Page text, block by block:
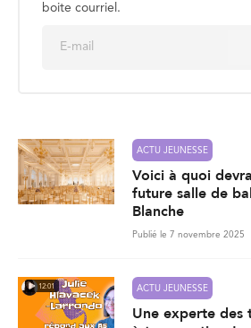
boite courriel.
ACTU JEUNESSE
Voici à quoi
future salle de
Blanche
Publié le 7 novembre 2025
12:01 ACTU JEUNESSE
Une experte des